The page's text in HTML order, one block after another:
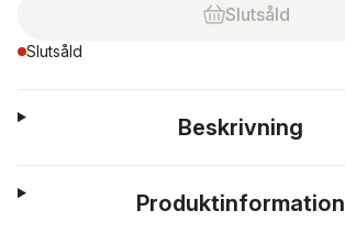
Slutsåld
Slutsåld
Beskrivning
Produktinformation